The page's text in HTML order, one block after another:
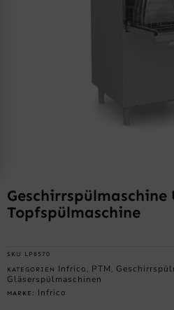
Geschirrspülmaschine
Topfspülmaschine
SKU LP8570
KATEGORIEN Infrico , PTM ,
Gläserspülmaschinen
MARKE: Infrico